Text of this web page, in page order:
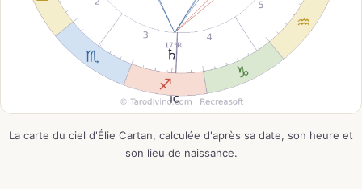
La carte du ciel d'Élie Cartan, calculée d'après sa date, son heure et
son lieu de naissance.